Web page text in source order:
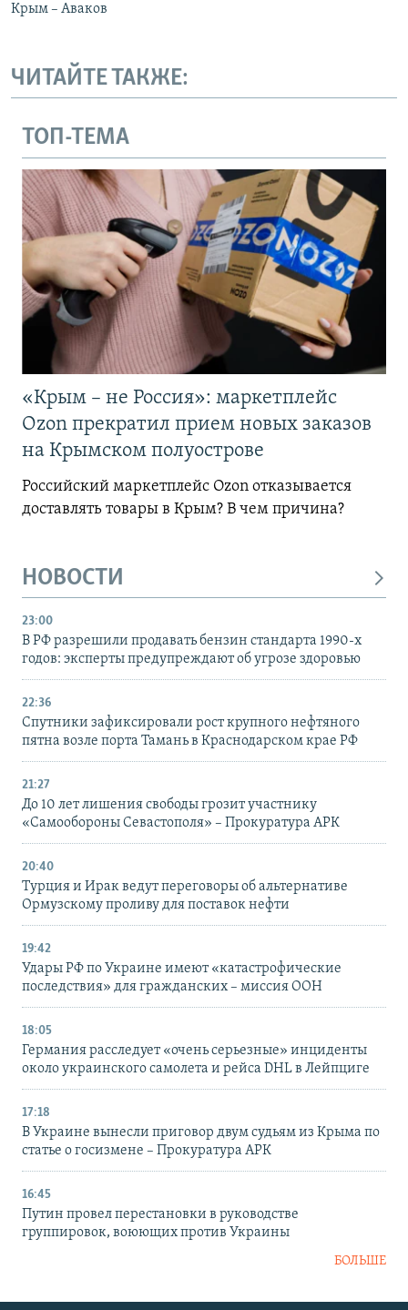
Крым – Аваков
ЧИТАЙТЕ ТАКЖЕ:
ТОП-ТЕМА
«Крым – не Россия»: маркетплейс
Ozon прекратил прием новых заказов
на Крымском полуострове
Российский маркетплейс Ozon отказывается
доставлять товары в Крым? В чем причина?
НОВОСТИ
23:00
В РФ разрешили продавать бензин стандарта 1990-х
годов: эксперты предупреждают об угрозе здоровью
22:36
Спутники зафиксировали рост крупного нефтяного
пятна возле порта Тамань в Краснодарском крае РФ
21:27
До 10 лет лишения свободы грозит участнику
«Самообороны Севастополя» – Прокуратура АРК
20:40
Турция и Ирак ведут переговоры об альтернативе
Ормузскому проливу для поставок нефти
19:42
Удары РФ по Украине имеют «катастрофические
последствия» для гражданских – миссия ООН
18:05
Германия расследует «очень серьезные» инциденты
около украинского самолета и рейса DHL в Лейпциге
17:18
В Украине вынесли приговор двум судьям из Крыма по
статье о госизмене – Прокуратура АРК
16:45
Путин провел перестановки в руководстве
группировок, воюющих против Украины
БОЛЬШЕ